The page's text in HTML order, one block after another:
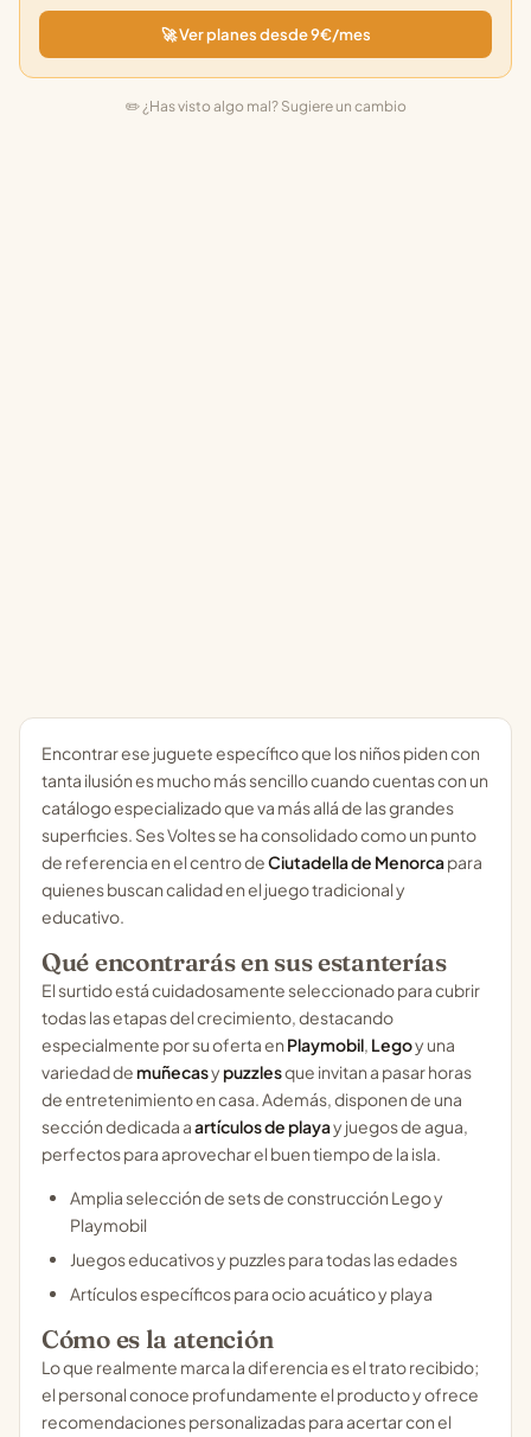
Encontrar ese juguete específico que los niños piden con
tanta ilusión es mucho más sencillo cuando cuentas con un
catálogo especializado que va más allá de las grandes
superficies. Ses Voltes se ha consolidado como un punto
de referencia en el centro deCiutadella de Menorcapara
quienes buscan calidad en el juego tradicional y
educativo.
Qué encontrarás en sus estanterías
El surtido está cuidadosamente seleccionado para cubrir
todas las etapas del crecimiento, destacando
especialmente por su oferta en Playmobil, Legoy una
variedad de muñecasy puzzlesque invitan a pasar horas
de entretenimiento en casa. Además, disponen de una
sección dedicada aartículos de playay juegos de agua,
perfectos para aprovechar el buen tiempo de la isla.
Amplia selección de sets de construcción Lego y
Playmobil
Juegos educativos y puzzles para todas las edades
Artículos específicos para ocio acuático y playa
Cómo es la atención
Lo que realmente marca la diferencia es el trato recibido;
el personal conoce profundamente el producto y ofrece
recomendaciones personalizadas para acertar con el
🚀 Ver planes desde 9€/mes
✏️ ¿Has visto algo mal? Sugiere un cambio